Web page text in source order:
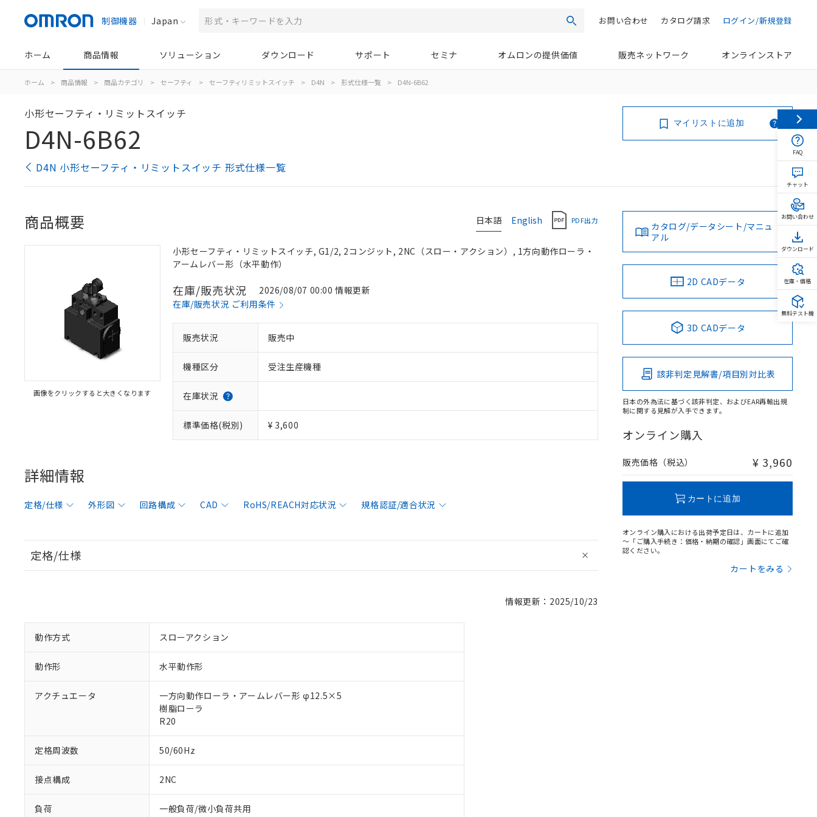
制御機器 Japan 検索 ログイン/新規登録
カタログ請求
お問い合わせ
ホーム 商品情報 ソリューション ダウンロード サポート セミナ オムロンの提供価値 販売ネットワーク オンラインストア
ホーム > 商品情報 > 商品カテゴリ > セーフティ > セーフティリミットスイッチ > D4N > 形式仕様一覧 > D4N-6B62
小形セーフティ・リミットスイッチ
D4N-6B62
D4N 小形セーフティ・リミットスイッチ 形式仕様一覧
マイリストに追加
日本語 English PDF出力
商品概要
画像をクリックすると大きくなります
小形セーフティ・リミットスイッチ, G1/2, 2コンジット, 2NC（スロー・アクション）, 1方向動作ローラ・
アームレバー形（水平動作）
在庫/販売状況
2026/08/07 00:00 情報更新
在庫/販売状況 ご利用条件
販売状況 販売中
機種区分 受注生産機種
在庫状況
標準価格(税別) ¥ 3,600
詳細情報
定格/仕様 外形図 回路構成 CAD RoHS/REACH対応状況 規格認証/適合状況
定格/仕様
情報更新：2025/10/23
動作方式 スローアクション
動作形 水平動作形
アクチュエータ
一方向動作ローラ・アームレバー形 φ12.5×5
樹脂ローラ
R20
定格周波数 50/60Hz
接点構成 2NC
負荷 一般負荷/微小負荷共用
カタログ/データシート/マニュ
アル
2D CADデータ
3D CADデータ
該非判定見解書/項目別対比表
日本の外為法に基づく該非判定、およびEAR再輸出規
制に関する見解が入手できます。
オンライン購入
販売価格（税込） ¥ 3,960
カートに追加
オンライン購入における出荷予定日は、カートに追加
～「ご購入手続き：価格・納期の確認」画面にてご確
認ください。
カートをみる
FAQ
チャット
お問い合わせ
ダウンロード
在庫・価格
無料テスト機